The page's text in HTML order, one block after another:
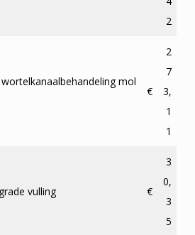
2
mol
€
2
7
3,
1
1
vulling €
3
0,
3
5